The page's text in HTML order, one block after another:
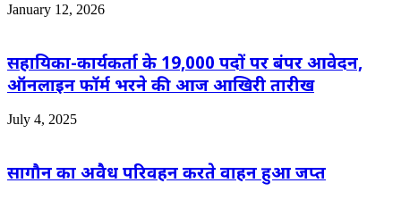
January 12, 2026
सहायिका-कार्यकर्ता के 19,000 पदों पर बंपर आवेदन,
ऑनलाइन फॉर्म भरने की आज आखिरी तारीख
July 4, 2025
सागौन का अवैध परिवहन करते वाहन हुआ जप्त